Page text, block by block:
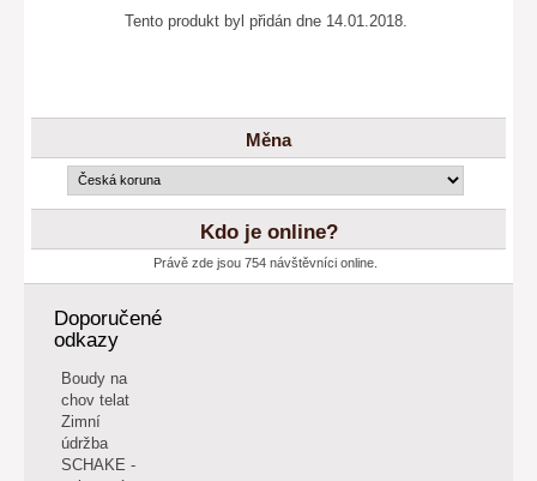
Tento produkt byl přidán dne 14.01.2018.
Měna
Kdo je online?
Právě zde jsou 754 návštěvníci online.
Doporučené
odkazy
Boudy na
chov telat
Zimní
údržba
SCHAKE -